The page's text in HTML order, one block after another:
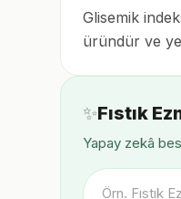
Glisemik
üründür ve
✨Fıstık
Yapay zekâ